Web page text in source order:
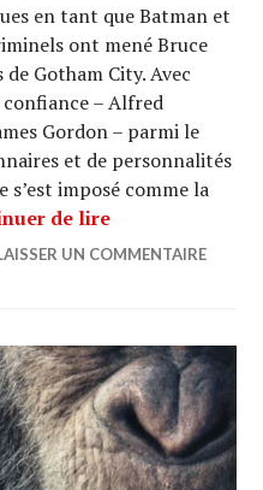
en tant que Batman et
ont mené Bruce
Gotham City. Avec
confiance – Alfred
Gordon – parmi le
et de personnalités
imposé comme la
de lireCINEMA : «
UN COMMENTAIRE